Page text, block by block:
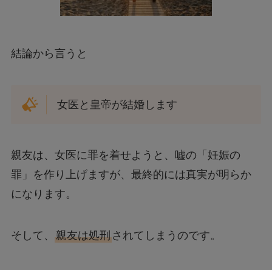
結論から言うと
女医と皇帝が結婚します
親友は、女医に罪を着せようと、嘘の「妊娠の
罪」を作り上げますが、最終的には真実が明らか
になります。
そして、 親友は処刑されてしまうのです。